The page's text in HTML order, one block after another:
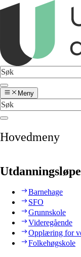
Meny
Hovedmeny
Barnehage
SFO
Grunnskole
Videregående
Opplæring for
Folkehøgskole